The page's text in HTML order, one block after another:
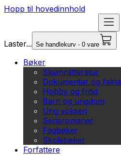
Hopp til hovedinnhold
Laster... Se handlekurv - 0 vare
Bøker
Skjønnlitteratur
Dokumentar og fakta
Hobby og fritid
Barn og ungdom
Ung voksen
Serieromaner
Fagbøker
Skolebøker
Forfattere